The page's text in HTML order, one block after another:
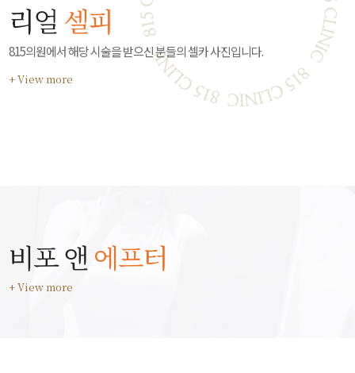
리얼 셀피
815의원에서 해당 시술을 받으신 분들의 셀카 사진입니다.
+ View more
비포 앤 에프터
+ View more